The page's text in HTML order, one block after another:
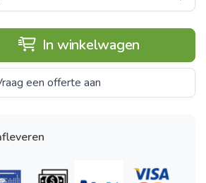
In winkelwagen
een offerte aan